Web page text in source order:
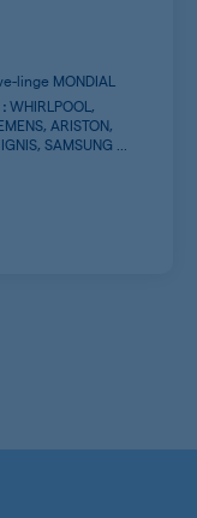
linge MONDIAL
WHIRLPOOL,
ARISTON,
SAMSUNG ...